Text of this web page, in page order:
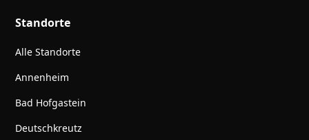
Standorte
Alle Standorte
Annenheim
Bad Hofgastein
Deutschkreutz